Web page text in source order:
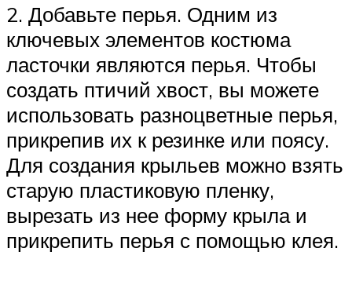
2. Добавьте перья. Одним из
ключевых элементов костюма
ласточки являются перья. Чтобы
создать птичий хвост, вы можете
использовать разноцветные перья,
прикрепив их к резинке или поясу.
Для создания крыльев можно взять
старую пластиковую пленку,
вырезать из нее форму крыла и
прикрепить перья с помощью клея.